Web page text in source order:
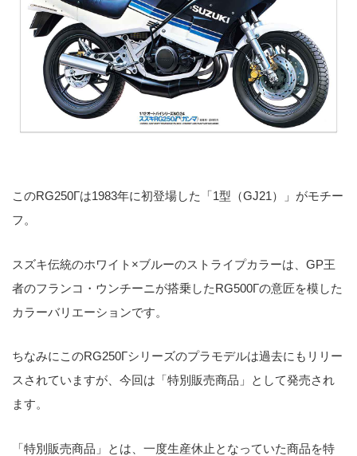
このRG250Γは1983年に初登場した「1型（GJ21）」がモチー
フ。
スズキ伝統のホワイト×ブルーのストライプカラーは、GP王
者のフランコ・ウンチーニが搭乗したRG500Γの意匠を模した
カラーバリエーションです。
ちなみにこのRG250Γシリーズのプラモデルは過去にもリリー
スされていますが、今回は「特別販売商品」として発売され
ます。
「特別販売商品」とは、一度生産休止となっていた商品を特